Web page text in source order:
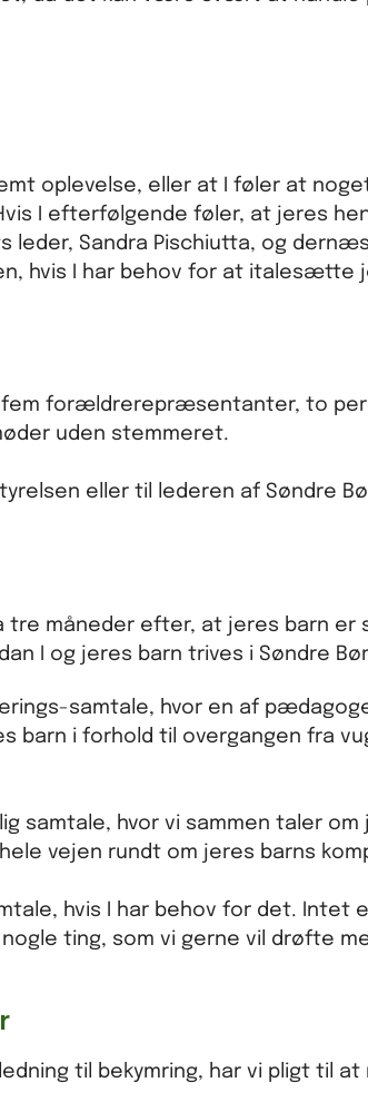
oplevelse, eller at I føler at
I efterfølgende føler, at jeres
Sandra Pischiutta, og
hvis I har behov for at italesætte
fem forældrerepræsentanter, to
uden stemmeret.
eller til lederen af Søndre
tre måneder efter, at jeres barn
I og jeres barn trives i Søndre
samtale, hvor en af
barn i forhold til overgangen fra
samtale, hvor vi sammen taler
vejen rundt om jeres barns
hvis I har behov for det. Intet
ting, som vi gerne vil drøfte
til bekymring, har vi pligt til